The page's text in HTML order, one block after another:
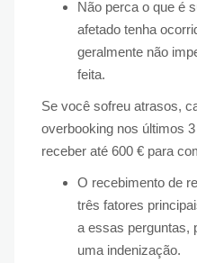
Não perca o que é
afetado tenha
geralmente não
feita.
Se você sofreu atrasos,
overbooking nos últimos
receber até 600 € para
O recebimento de
três fatores
a essas perguntas,
uma indenização.